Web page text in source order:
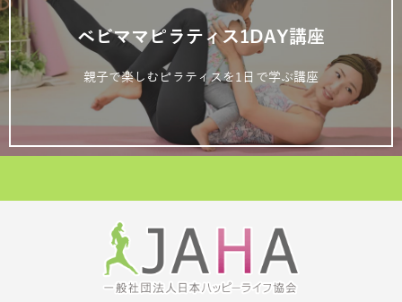
ベビママピラティス1DAY講座
親子で楽しむピラティスを1日で学ぶ講座